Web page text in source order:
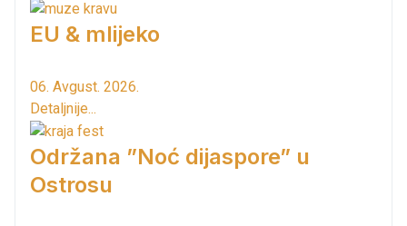
EU & mlijeko
06. Avgust. 2026.
Detaljnije...
Održana ”Noć dijaspore” u
Ostrosu